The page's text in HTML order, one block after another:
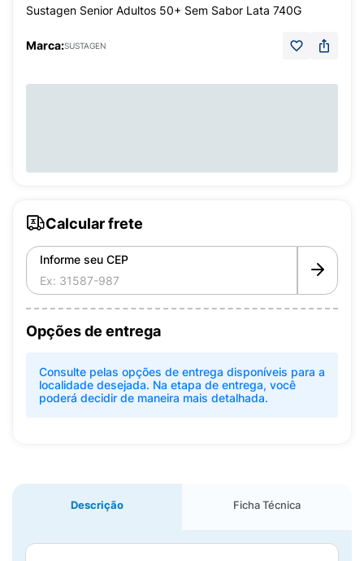
Sustagen Senior Adultos 50+ Sem Sabor Lata 740G
Marca:SUSTAGEN
Calcular frete
Informe seu CEP
Opções de entrega
Consulte pelas opções de entrega disponíveis para a
localidade desejada. Na etapa de entrega, você
poderá decidir de maneira mais detalhada.
Descrição Ficha Técnica